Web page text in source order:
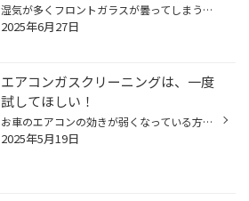
湿気が多くフロントガラスが曇ってしまう梅雨時期、 また、気温が高く暑い日も増え、夏はもうすぐそこです！ 少しずつ、クルマのエアコンをつける機会も増えてきていると思いますので、 是非、夏本番を迎える前におクルマのエアコンのメンテナンスをおススメします！ 【より快適に♪今がおススメ！カ...
2025年6月27日
エアコンガスクリーニングは、一度
試してほしい！
お車のエアコンの効きが弱くなっている方必見です!! 皆さんこんにちは！ タイヤ館松山56店のホームページをご覧いただき 誠に有難う御座います★ ここ最近、5月にも関わらずかなり暑くなってきましたね。 今回は、 スズキ ラパン のエアコンガスクリーニングをご紹介します。 今回のお客様は、急に上...
2025年5月19日